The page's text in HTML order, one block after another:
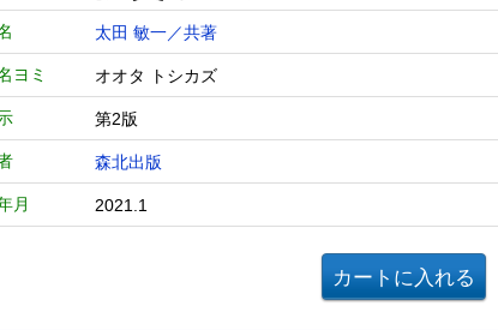
太田 敏一／共著
ヨミ オオタ トシカズ
第2版
森北出版
月 2021.1